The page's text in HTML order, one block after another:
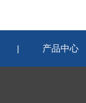
| 产品中心